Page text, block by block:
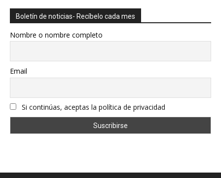
Boletín de noticias- Recíbelo cada mes
Nombre o nombre completo
Email
Si continúas, aceptas la política de privacidad